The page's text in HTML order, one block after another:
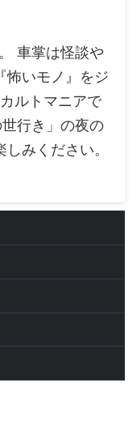
車掌は怪談や
怖いモノ』をジ
ルトマニアで
行き」の夜の
みください。